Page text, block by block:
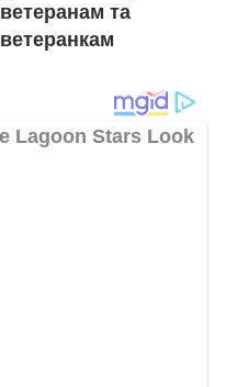
ветеранам та
ветеранкам